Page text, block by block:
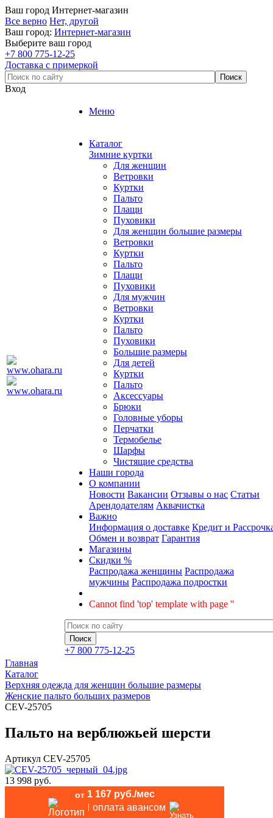
Ваш город Интернет-магазин
Все верно Нет, другой
Ваш город: Интернет-магазин
Выберите ваш город
+7 800 775-12-25
Доставка с примеркой
Вход
Меню
Каталог
Зимние куртки
Для женщин
Ветровки
Куртки
Пальто
Плащи
Пуховики
Для женщин большие размеры
Ветровки
Куртки
Пальто
Плащи
Пуховики
Для мужчин
Ветровки
Куртки
Пальто
Пуховики
Большие размеры
Для детей
Куртки
Пальто
Аксессуары
Брюки
Головные уборы
Перчатки
Термобелье
Шарфы
Чистящие средства
Наши города
О компании
Новости Вакансии Отзывы о нас Статьи
Арендодателям Аквачистка
Важно
Информация о доставке Кредит и
Обмен и возврат Гарантия
Магазины
Скидки %
Распродажа женщины Распродажа
мужчины Распродажа подростки
Cannot find 'top' template with page ''
+7 800 775-12-25
Главная
Каталог
Верхняя одежда для женщин большие размеры
Женские пальто больших размеров
CEV-25705
Пальто на верблюжьей шерсти
Артикул CEV-25705
13 998 руб.
от 1 167 руб./мес
оплата авансом